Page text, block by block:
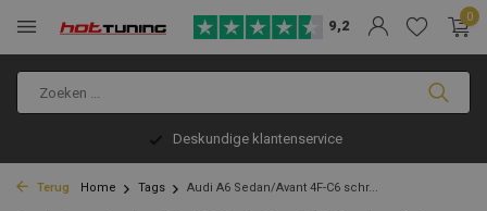
9,2
0
Deskundige klantenservice
Terug Home Tags Audi A6 Sedan/Avant 4F-C6 schr...